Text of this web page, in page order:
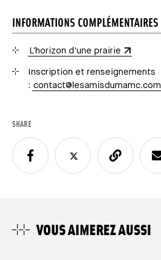
INFORMATIONS COMPLÉMENTAIRES
L'horizon d'une prairie
Inscription et renseignements
: contact@lesamisdumamc.com
SHARE
VOUS AIMEREZ AUSSI